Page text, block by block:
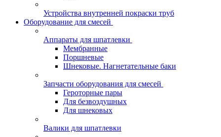
Устройства внутренней покраски труб
Оборудование для смесей
Аппараты для шпатлевки
Мембранные
Поршневые
Шнековые. Нагнетательные баки
Запчасти оборудования для смесей
Героторные пары
Для безвоздушных
Для шнековых
Валики для шпатлевки